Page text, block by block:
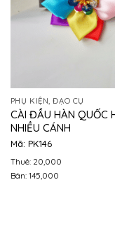
PHỤ KIỆN, ĐẠO CỤ
CÀI ĐẦU HÀN QUỐC
NHIỀU CÁNH
Mã: PK146
Thuê: 20,000
Bán: 145,000